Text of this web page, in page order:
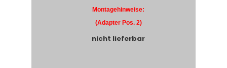
Montagehinweise:
(Adapter Pos. 2)
nicht lieferbar